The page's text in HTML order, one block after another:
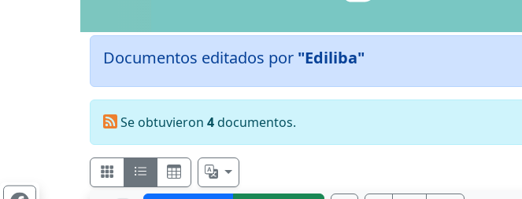
Documentos editados por "Ediliba"
Se obtuvieron 4documentos.